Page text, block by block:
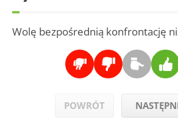
Wolę bezpośrednią konfrontację
POWRÓT